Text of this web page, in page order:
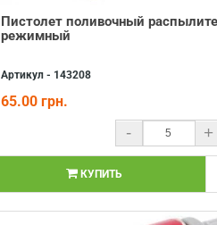
Пистолет поливочный
режимный
Артикул - 143208
65.00 грн.
- +
КУПИТЬ